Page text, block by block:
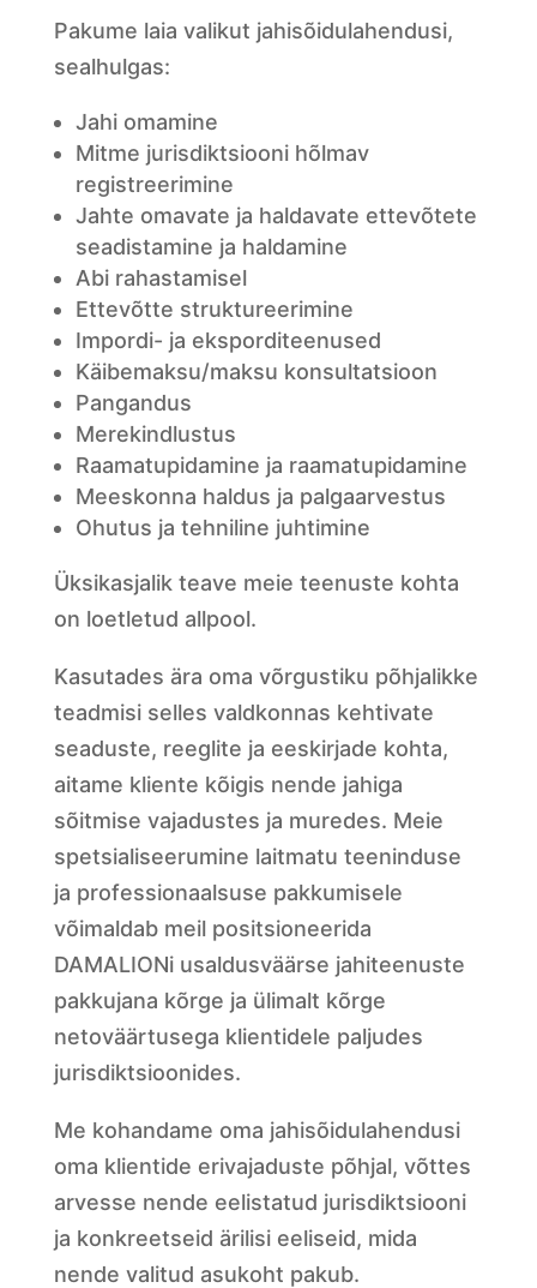
Pakume laia valikut jahisõidulahendusi,
sealhulgas:
Jahi omamine
Mitme jurisdiktsiooni hõlmav
registreerimine
Jahte omavate ja haldavate ettevõtete
seadistamine ja haldamine
Abi rahastamisel
Ettevõtte struktureerimine
Impordi- ja eksporditeenused
Käibemaksu/maksu konsultatsioon
Pangandus
Merekindlustus
Raamatupidamine ja raamatupidamine
Meeskonna haldus ja palgaarvestus
Ohutus ja tehniline juhtimine
Üksikasjalik teave meie teenuste kohta
on loetletud allpool.
Kasutades ära oma võrgustiku põhjalikke
teadmisi selles valdkonnas kehtivate
seaduste, reeglite ja eeskirjade kohta,
aitame kliente kõigis nende jahiga
sõitmise vajadustes ja muredes. Meie
spetsialiseerumine laitmatu teeninduse
ja professionaalsuse pakkumisele
võimaldab meil positsioneerida
DAMALIONi usaldusväärse jahiteenuste
pakkujana kõrge ja ülimalt kõrge
netoväärtusega klientidele paljudes
jurisdiktsioonides.
Me kohandame oma jahisõidulahendusi
oma klientide erivajaduste põhjal, võttes
arvesse nende eelistatud jurisdiktsiooni
ja konkreetseid ärilisi eeliseid, mida
nende valitud asukoht pakub.